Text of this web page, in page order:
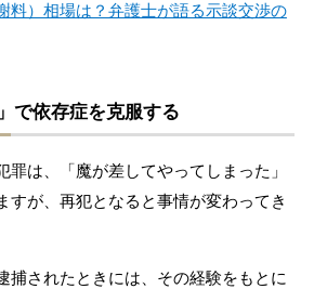
料）相場は？弁護士が語る示談交渉の
で依存症を克服する
罪は、「魔が差してやってしまった」
すが、再犯となると事情が変わってき
捕されたときには、その経験をもとに